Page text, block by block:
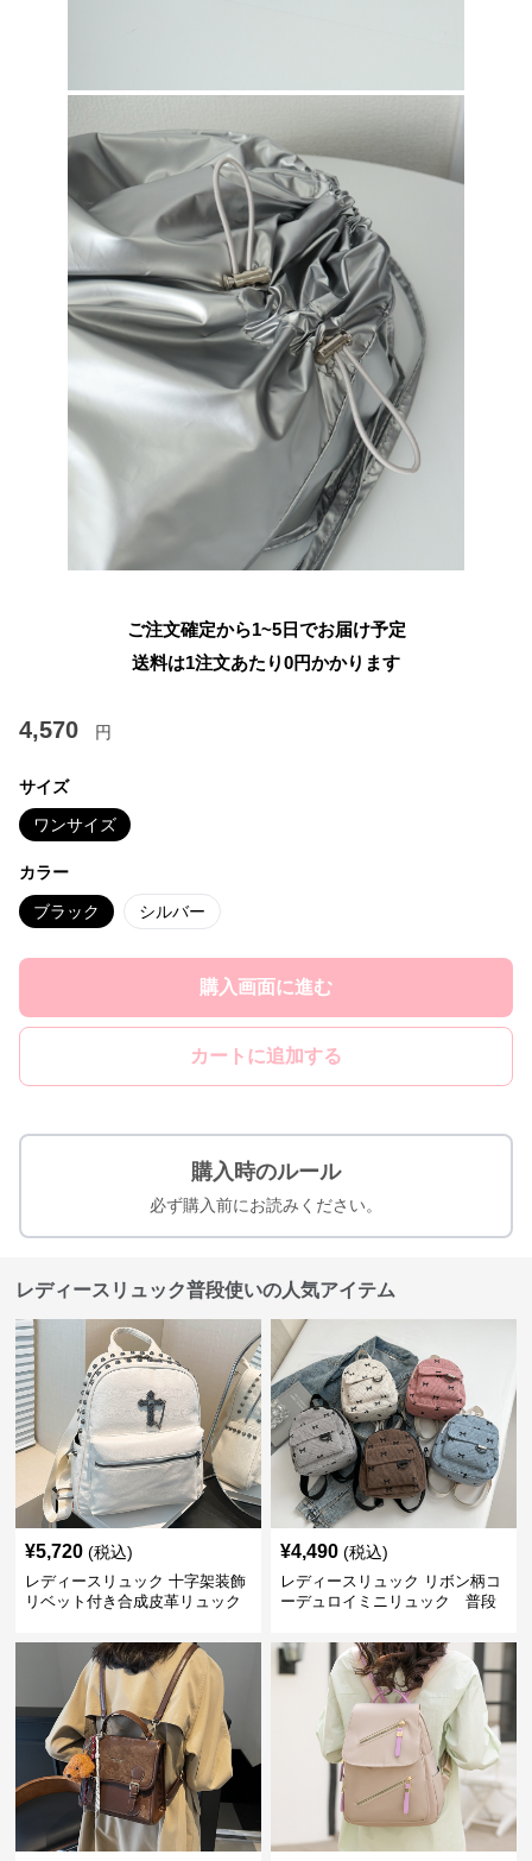
ご注文確定から1~5日でお届け予定
送料は1注文あたり0円かかります
4,570 円
サイズ
ワンサイズ
カラー
ブラック シルバー
購入画面に進む
カートに追加する
購入時のルール
必ず購入前にお読みください。
レディースリュック普段使いの人気アイテム
¥5,720 (税込)
レディースリュック 十字架装飾
リベット付き合成皮革リュック
¥4,490 (税込)
レディースリュック リボン柄コ
ーデュロイミニリュック 普段